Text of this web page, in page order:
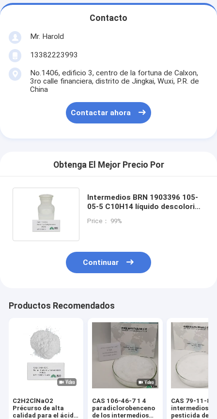
Contacto
Mr. Harold
13382223993
No.1406, edificio 3, centro de la fortuna de Calxon,
3ro calle financiera, distrito de Jingkai, Wuxi, P.R. de
China
Contactar ahora
Obtenga El Mejor Precio Por
Intermedios BRN 1903396 105-
05-5 C10H14 líquido descolorido
Price： 99%
Continuar
Productos Recomendados
C2H2ClNaO2
Précurso de alta
calidad para el ácido
CAS 106-46-7 1 4
paradiclorobenceno
de los intermedios
CAS 79-11-8
intermedios
pesticida del